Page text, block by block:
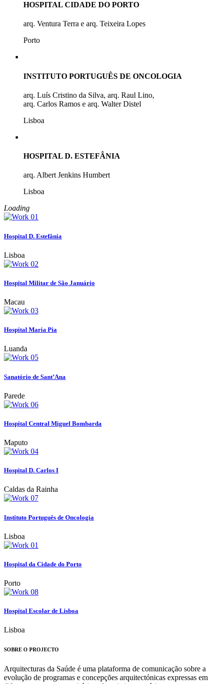
HOSPITAL CIDADE DO PORTO
arq. Ventura Terra e arq. Teixeira Lopes
Porto
INSTITUTO PORTUGUÊS DE ONCOLOGIA
arq. Luís Cristino da Silva, arq. Raul Lino,
arq. Carlos Ramos e arq. Walter Distel
Lisboa
HOSPITAL D. ESTEFÂNIA
arq. Albert Jenkins Humbert
Lisboa
Loading
Hospital D. Estefânia
Lisboa
Hospital Militar de São Januário
Macau
Hospital Maria Pia
Luanda
Sanatório de Sant’Ana
Parede
Hospital Central Miguel Bombarda
Maputo
Hospital D. Carlos I
Caldas da Rainha
Instituto Português de Oncologia
Lisboa
Hospital da Cidade do Porto
Porto
Hospital Escolar de Lisboa
Lisboa
SOBRE O PROJECTO
Arquitecturas da Saúde é uma plataforma de comunicação sobre a
evolução de programas e concepções arquitectónicas expressas em